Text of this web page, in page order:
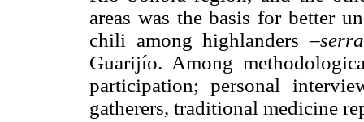
areas was the basis for better
chili among highlanders
Guarijío. Among
participation; personal
gatherers, traditional medicine